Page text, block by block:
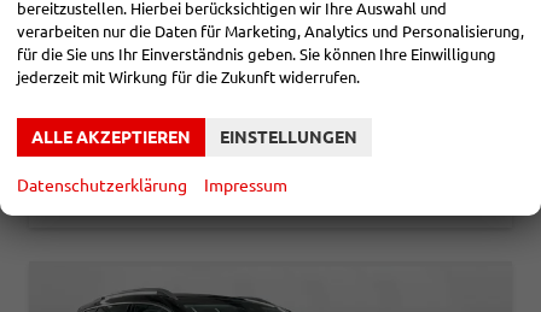
unverbindliche Lieferzeit: ca. 3-6 Monate Neuwagen
Fahrzeugnr. 858263 Getriebe
Doppelkupplungsgetriebe (DSG)
Kraftstoff Benzin Leistung 110 kW (150 PS)
33.450,– €
incl. 19% MwSt.
Verbrauch kombiniert:
CO2-Klasse:E
140,00 g/km
bereitzustellen. Hierbei berücksichtigen wir Ihre Auswahl und
verarbeiten nur die Daten für Marketing, Analytics und Personalisierung,
für die Sie uns Ihr Einverständnis geben. Sie können Ihre Einwilligung
jederzeit mit Wirkung für die Zukunft widerrufen.
ALLE AKZEPTIEREN EINSTELLUNGEN
Datenschutzerklärung Impressum